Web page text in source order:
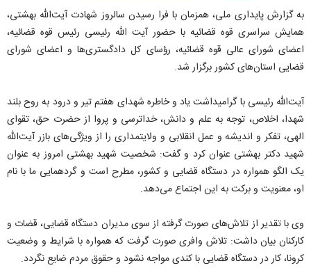
به گزارش پایداری ملی، همزمان با فرا رسیدن سالروز شهادت آیت‌الله بهشتی،
همایش سراسری قوه قضائیه با حضور آیت الله رئیسی رئیس قوه قضائیه،
اعضای شورای عالی قوه قضائیه، رؤسای کل دادگستری‌ها و اعضای شورای
قضایی استان‌های کشور برگزار شد.
آیت‌الله رئیسی با گرامیداشت یاد و خاطره شهدای هفتم تیر و درود به روح بلند
شهدا، اخلاص، توجه به علم و دانش، خداترسی و پروا از حضرت حق، تقوای
الهی، تفکر و اندیشه و عمل انقلابی و ولایتمداری را از ویژگی‌های بازر آیت‌الله
شهید دکتر بهشتی عنوان کرد و گفت: شخصیت شهید بهشتی امروز به عنوان
یک الگو همواره در دستگاه قضایی و کشور، مطرح است و گردهمایی ما با نام
او، معنویت و برکت به این اجتماع می‌دهد.
وی با تقدیر از تلاش‌های صورت گرفته از سوی مدیران دستگاه قضایی، قضات و
کارکنان بیان داشت: تلاش وافری صورت گرفت که همواره با شرایط و وضعیت
کرونا، کار در دستگاه قضایی با کندی مواجه نشود و حقوق مردم ضایع نگردد.